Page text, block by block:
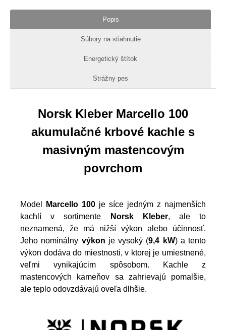
Popis
Súbory na stiahnutie
Energetický štítok
Strážny pes
Norsk Kleber Marcello 100
akumulačné krbové kachle s
masivným mastencovým
povrchom
Model Marcello 100 je síce jedným z najmenších
kachlí v sortimente
Norsk Kleber, ale to
neznamená, že má nižší výkon alebo účinnosť.
Jeho nominálny výkon je vysoký (9,4 kW) a tento
výkon dodáva do miestnosti, v ktorej je umiestnené,
veľmi vynikajúcim spôsobom. Kachle z
mastencových kameňov sa zahrievajú pomalšie,
ale teplo odovzdávajú oveľa dlhšie.